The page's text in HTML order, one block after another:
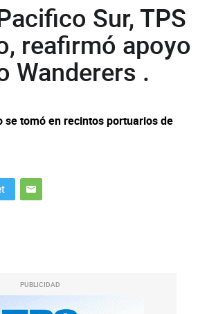
Sur, TPS
reafirmó apoyo
Wanderers .
se tomó en recintos portuarios de
PUBLICIDAD